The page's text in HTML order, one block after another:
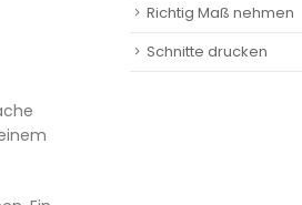
Richtig Maß nehmen
Schnitte drucken